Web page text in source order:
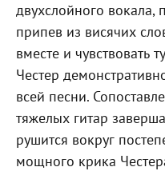
двухслойного
припев из висячих
вместе и чувствовать
Честер
всей песни.
тяжелых гитар
рушится вокруг
мощного крика